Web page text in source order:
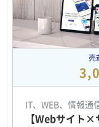
売
IT、WEB、情報通
【Webサイト×